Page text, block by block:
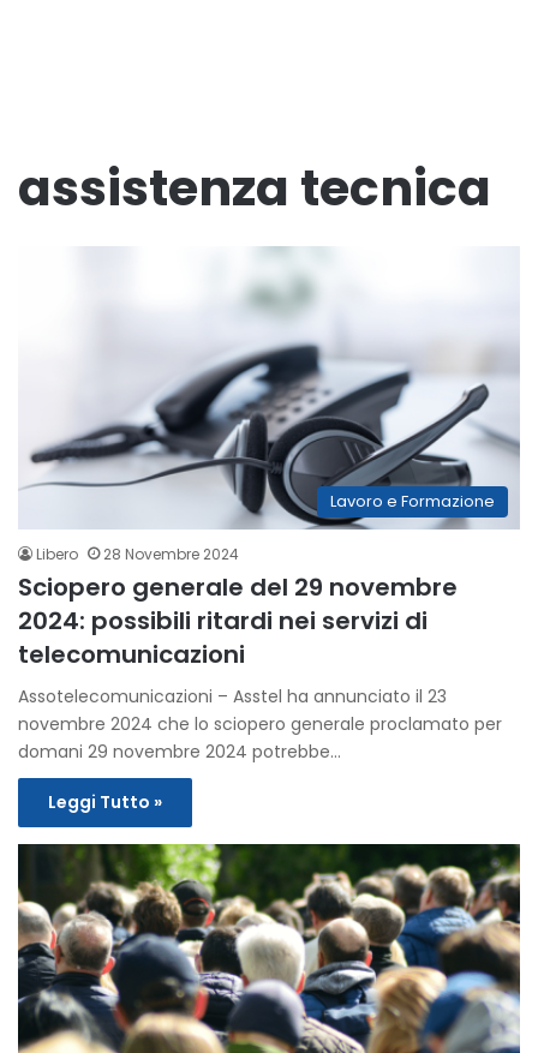
assistenza tecnica
Lavoro e Formazione
Libero 28 Novembre 2024
Sciopero generale del 29 novembre
2024: possibili ritardi nei servizi di
telecomunicazioni
Assotelecomunicazioni – Asstel ha annunciato il 23
novembre 2024 che lo sciopero generale proclamato per
domani 29 novembre 2024 potrebbe…
Leggi Tutto »